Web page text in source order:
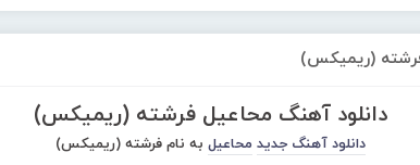
(ریمیکس)
دانلود آهنگ محاعیل فرشته (ریمیکس)
دانلود آهنگ جدید محاعیل به نام فرشته (ریمیکس)